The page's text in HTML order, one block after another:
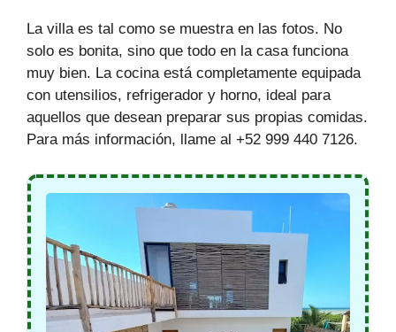
La villa es tal como se muestra en las fotos. No
solo es bonita, sino que todo en la casa funciona
muy bien. La cocina está completamente equipada
con utensilios, refrigerador y horno, ideal para
aquellos que desean preparar sus propias comidas.
Para más información, llame al +52 999 440 7126.